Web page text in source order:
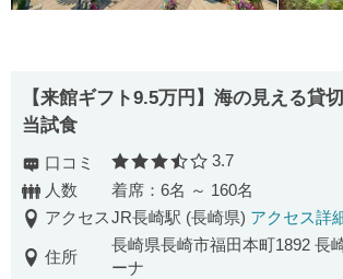
【来館ギフト9.5万円】海の見える貸
当試食
口コミ 口コミ評価
3.7
人数
着席：6名 ～ 160名
アクセスJR長崎駅 (長崎県) アクセス詳
住所
長崎県長崎市福田本町1892 長
ーナ